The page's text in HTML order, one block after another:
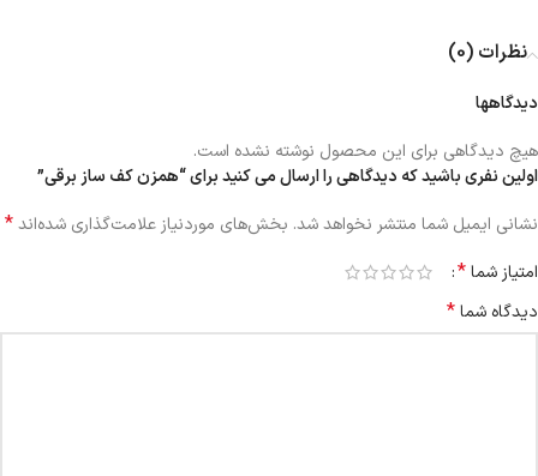
نظرات (0)
دیدگاهها
هیچ دیدگاهی برای این محصول نوشته نشده است.
اولین نفری باشید که دیدگاهی را ارسال می کنید برای “همزن کف ساز برقی”
نشانی ایمیل شما منتشر نخواهد شد. بخش‌های موردنیاز علامت‌گذاری شده‌اند*
امتیاز شما*
دیدگاه شما*